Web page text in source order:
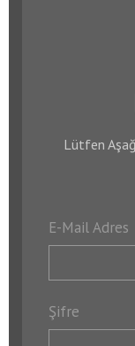
Lütfen
E-Mail Adres
Şifre